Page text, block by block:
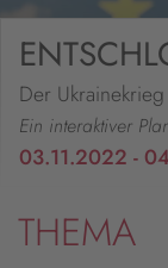
Der
Ein interaktiver
03.11.2022 -
THEMA